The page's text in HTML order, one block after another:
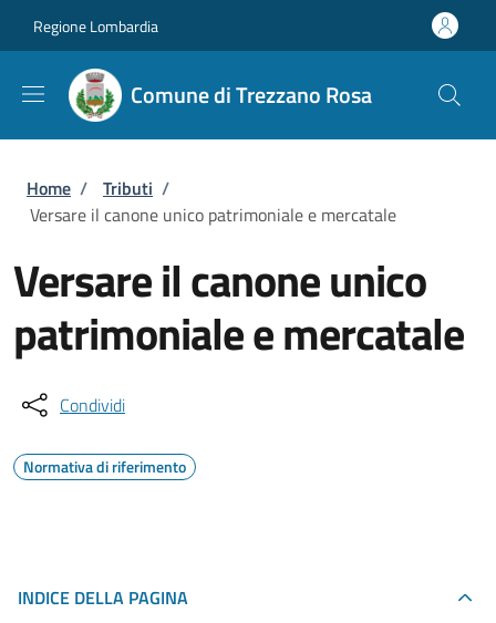
Regione Lombardia
Comune di Trezzano Rosa
Briciole di pane
Home / Tributi /
Versare il canone unico patrimoniale e mercatale
Versare il canone unico
patrimoniale e mercatale
Condividi
Normativa di riferimento
INDICE DELLA PAGINA